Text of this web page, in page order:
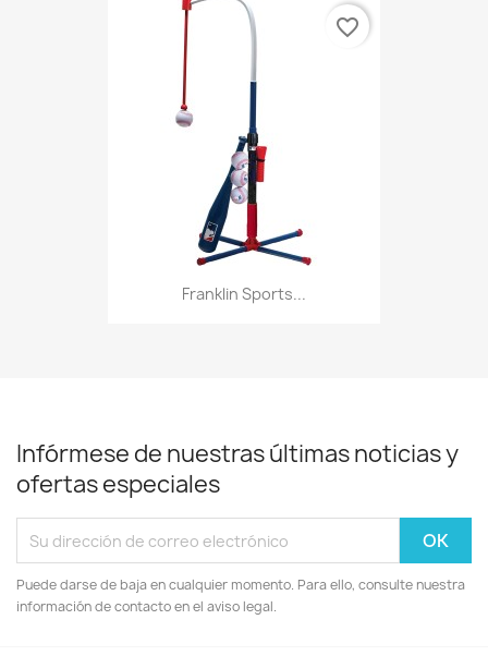
Franklin Sports...
favorite_border
Infórmese de nuestras últimas noticias y
ofertas especiales
Puede darse de baja en cualquier momento. Para ello, consulte nuestra
información de contacto en el aviso legal.